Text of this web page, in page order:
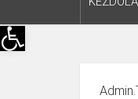
Eszköztár megnyitása